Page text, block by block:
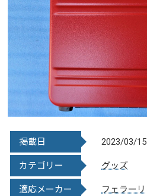
掲載日 2023/03/15
カテゴリー グッズ
適応メーカー フェラーリ